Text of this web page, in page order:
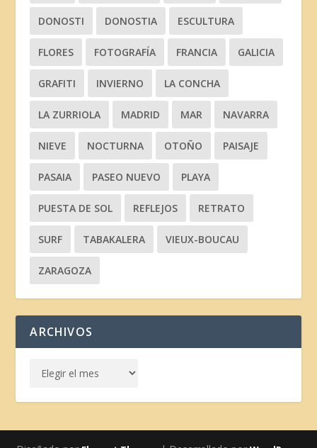
DONOSTI DONOSTIA ESCULTURA
FLORES FOTOGRAFÍA FRANCIA GALICIA
GRAFITI INVIERNO LA CONCHA
LA ZURRIOLA MADRID MAR NAVARRA
NIEVE NOCTURNA OTOÑO PAISAJE
PASAIA PASEO NUEVO PLAYA
PUESTA DE SOL REFLEJOS RETRATO
SURF TABAKALERA VIEUX-BOUCAU
ZARAGOZA
ARCHIVOS